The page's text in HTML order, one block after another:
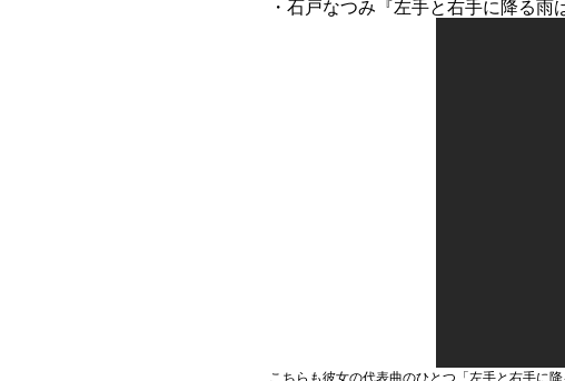
・石戸なつみ『左手と右手に降る
こちらも彼女の代表曲のひとつ「左手と右手に